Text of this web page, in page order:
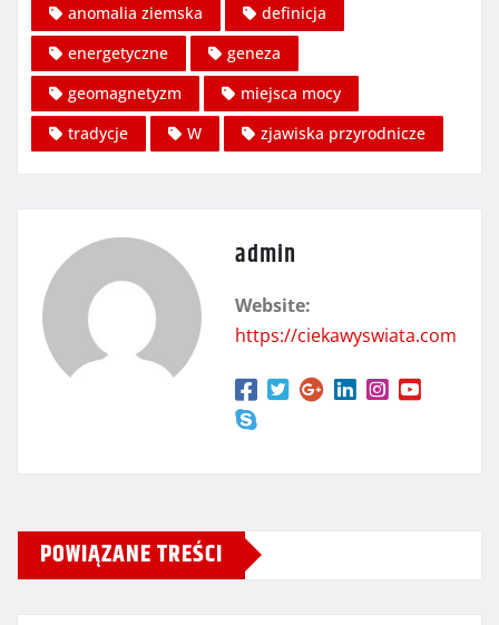
anomalia ziemska
definicja
energetyczne
geneza
geomagnetyzm
miejsca mocy
tradycje
W zjawiska przyrodnicze
admin
Website:
https://ciekawyswiata.com
POWIĄZANE TREŚCI